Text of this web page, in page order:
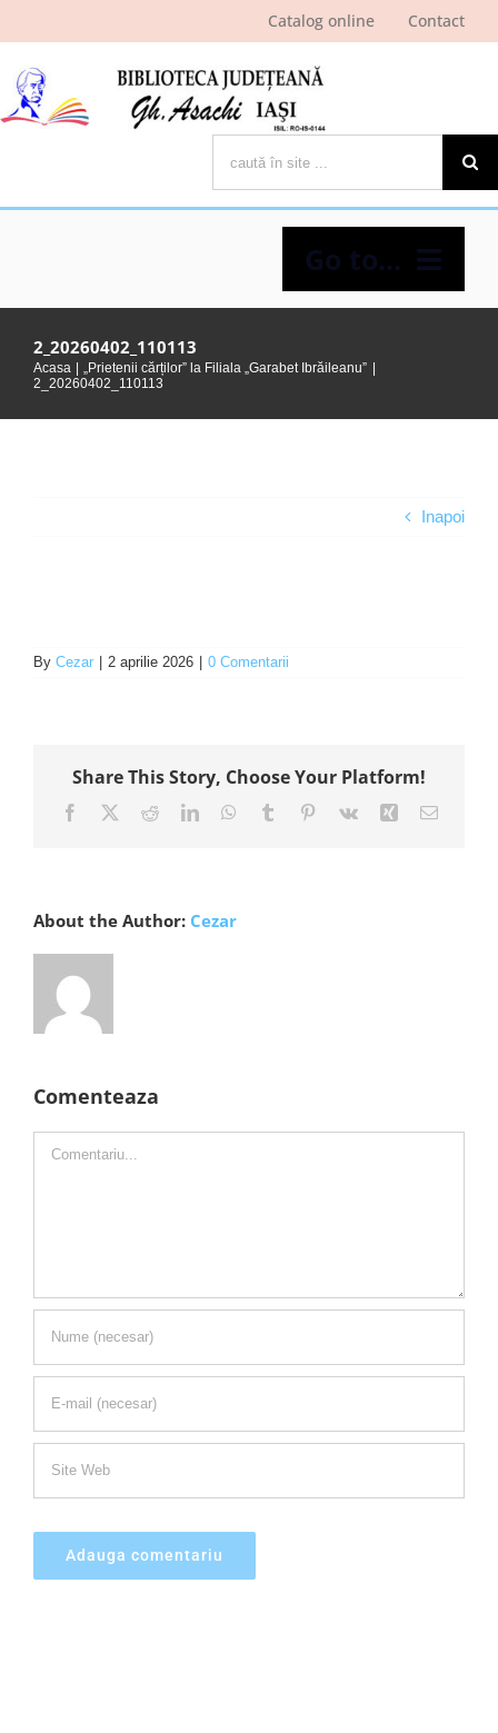
Catalog online Contact
Go to...
Despre bibliotecă
2_20260402_110113
Acasa
„Prietenii cărților” la Filiala „Garabet Ibrăileanu”
2_20260402_110113
Inapoi
By Cezar 2 aprilie 2026 0 Comentarii
Share This Story, Choose Your Platform!
Facebook RedditLinkedInWhatsApp
Tumblr Pinterest
Vk Xing E-
About the Author: Cezar
Comenteaza